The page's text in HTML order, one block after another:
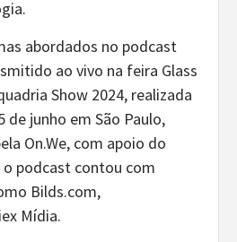
abordados no podcast
ao vivo na feira Glass
Show 2024, realizada
de junho em São Paulo,
On.We, com apoio do
o podcast contou com
Bilds.com,
Mídia.